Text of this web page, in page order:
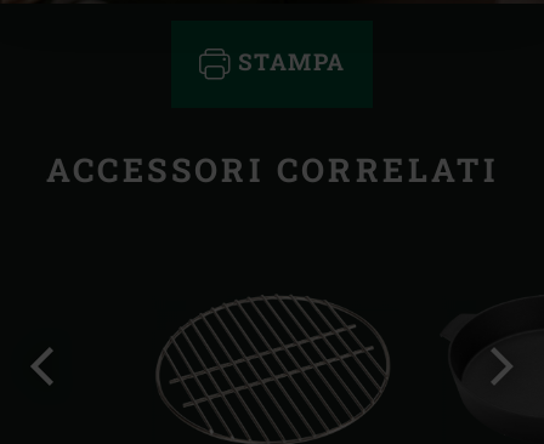
STAMPA
ACCESSORI CORRELATI